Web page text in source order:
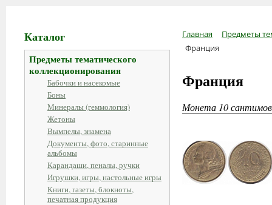
Каталог
Предметы тематического
коллекционирования
Бабочки и насекомые
Боны
Минералы (геммология)
Жетоны
Вымпелы, знамена
Документы, фото, старинные
альбомы
Карандаши, пеналы, ручки
Игрушки, игры, настольные игры
Книги, газеты, блокноты,
печатная продукция
Главная
Предметы
Франция
Франция
Монета 10